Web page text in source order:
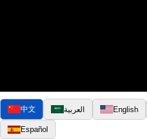
中文 العربية English
Español